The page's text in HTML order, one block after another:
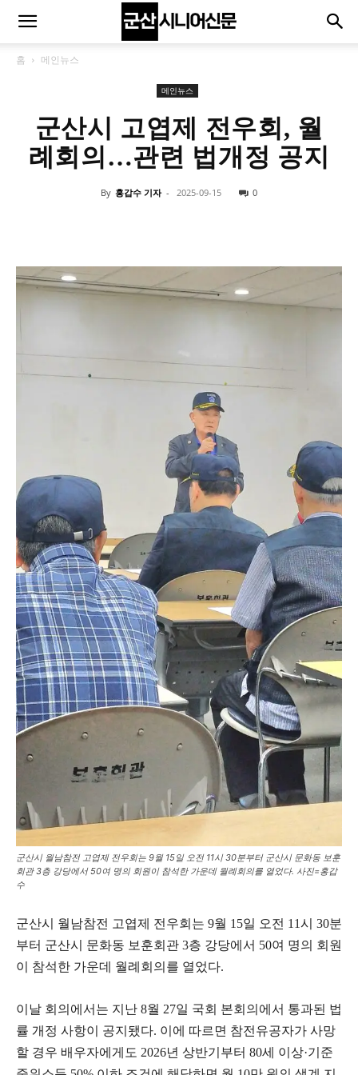
홈 메인뉴스
메인뉴스
군산시 고엽제 전우회, 월
례회의…관련 법개정 공지
By 홍갑수 기자 - 2025-09-15 0
군산시 월남참전 고엽제 전우회는 9월 15일 오전 11시 30분부터 군산시 문화동 보훈
회관 3층 강당에서 50여 명의 회원이 참석한 가운데 월례회의를 열었다. 사진=홍갑
수
군산시 월남참전 고엽제 전우회는 9월 15일 오전 11시 30분
부터 군산시 문화동 보훈회관 3층 강당에서 50여 명의 회원
이 참석한 가운데 월례회의를 열었다.
이날 회의에서는 지난 8월 27일 국회 본회의에서 통과된 법
률 개정 사항이 공지됐다. 이에 따르면 참전유공자가 사망
할 경우 배우자에게도 2026년 상반기부터 80세 이상·기준